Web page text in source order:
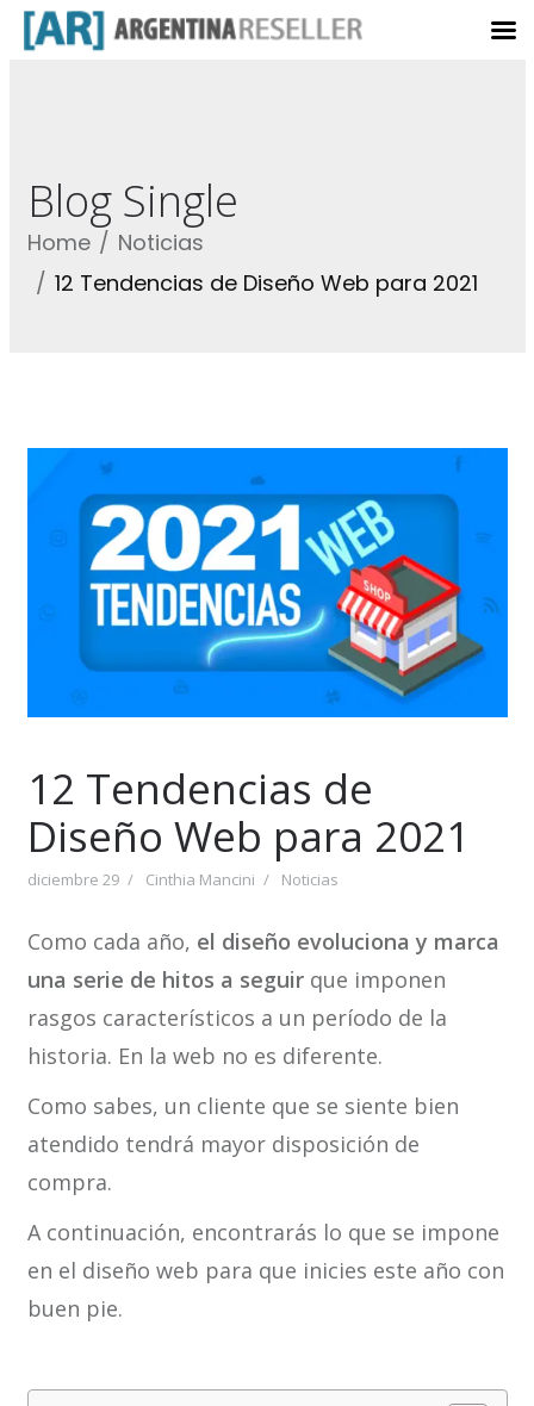
Blog Single
Home
Noticias
12 Tendencias de Diseño Web para 2021
12 Tendencias de
Diseño Web para 2021
diciembre 29 Cinthia Mancini Noticias
Como cada año, el diseño evoluciona y marca
una serie de hitos a seguirque imponen
rasgos característicos a un período de la
historia. En la web no es diferente.
Como sabes, un cliente que se siente bien
atendido tendrá mayor disposición de
compra.
A continuación, encontrarás lo que se impone
en el diseño web para que inicies este año con
buen pie.